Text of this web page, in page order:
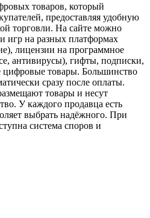
товаров, который
предоставляя удобную
торговли. На сайте можно
игр на разных платформах
лицензии на программное
антивирусы), гифты, подписки,
цифровые товары. Большинство
сразу после оплаты.
товары и несут
У каждого продавца есть
выбрать надёжного. При
система споров и